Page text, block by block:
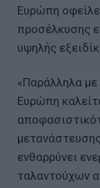
Ευρώπη
προσέλκυσης
υψηλής
«Παράλληλα με
Ευρώπη
ενθαρρύνει
ταλαντούχων